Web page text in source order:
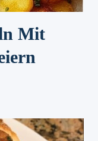
Mit